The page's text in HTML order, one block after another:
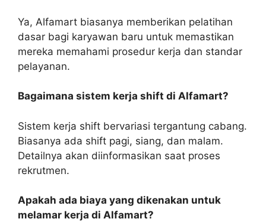
Ya, Alfamart biasanya memberikan pelatihan
dasar bagi karyawan baru untuk memastikan
mereka memahami prosedur kerja dan standar
pelayanan.
Bagaimana sistem kerja shift di Alfamart?
Sistem kerja shift bervariasi tergantung cabang.
Biasanya ada shift pagi, siang, dan malam.
Detailnya akan diinformasikan saat proses
rekrutmen.
Apakah ada biaya yang dikenakan untuk
melamar kerja di Alfamart?